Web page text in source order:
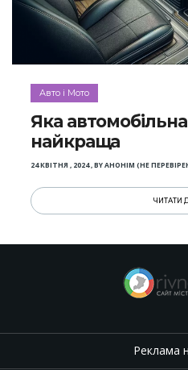
Авто і Мото
Яка
найкраща
24 КВІТНЯ , 2024,BYАНОНІМ (НЕ
ЧИТАТИ
Реклама